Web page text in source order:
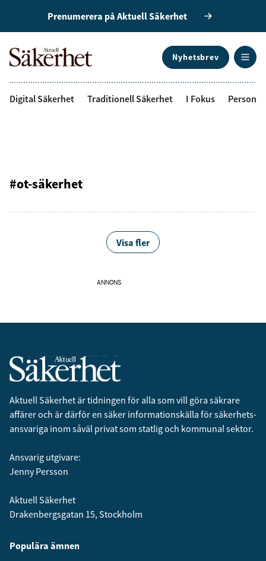
Prenumerera på Aktuell Säkerhet
Nyhetsbrev
Digital Säkerhet Traditionell Säkerhet I Fokus
#ot-säkerhet
Visa fler
ANNONS
Aktuell Säkerhet är tidningen för alla som vill göra säkrare
affärer och är därför en säker informationskälla för säkerhets­
ansvariga inom såväl privat som statlig och kommunal sektor.
Ansvarig utgivare:
Jenny Persson
Aktuell Säkerhet
Drakenbergsgatan 15, Stockholm
Populära ämnen